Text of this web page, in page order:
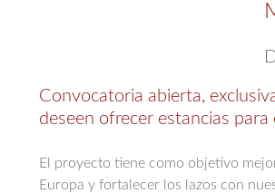
Convocatoria abierta,
deseen ofrecer estancias
El proyecto tiene como objetivo
Europa y fortalecer los lazos con